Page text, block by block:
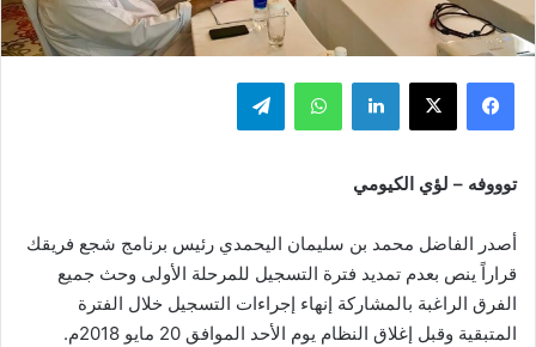
فيسبوك ‫X لينكدإن واتساب تيلقرام
توووفه – لؤي الكيومي
أصدر الفاضل محمد بن سليمان اليحمدي رئيس برنامج شجع فريقك
قراراً ينص بعدم تمديد فترة التسجيل للمرحلة الأولى وحث جميع
الفرق الراغبة بالمشاركة إنهاء إجراءات التسجيل خلال الفترة
المتبقية وقبل إغلاق النظام يوم الأحد الموافق 20 مايو 2018م.